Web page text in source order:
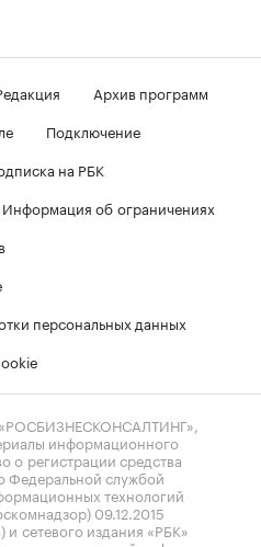
Архив программ
Подключение
на РБК
Информация об ограничениях
персональных данных
информационного
о регистрации средства
Федеральной службой
технологий
09.12.2015
сетевого издания «РБК»